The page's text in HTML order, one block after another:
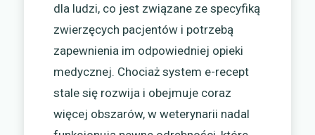
dla ludzi, co jest związane ze specyfiką
zwierzęcych pacjentów i potrzebą
zapewnienia im odpowiedniej opieki
medycznej. Chociaż system e-recept
stale się rozwija i obejmuje coraz
więcej obszarów, w weterynarii nadal